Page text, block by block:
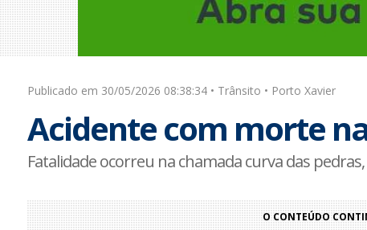
Publicado em 30/05/2026 08:38:34 • Trânsito • Porto Xavier
Acidente com morte
Fatalidade ocorreu na chamada curva das
O CONTEÚDO